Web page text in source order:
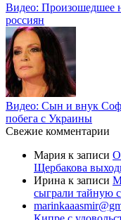
Видео: Произошедшее
россиян
Видео: Сын и внук
побега с Украины
Свежие комментарии
Мария к записи
Щербакова
Ирина к записи
сыграли тайную